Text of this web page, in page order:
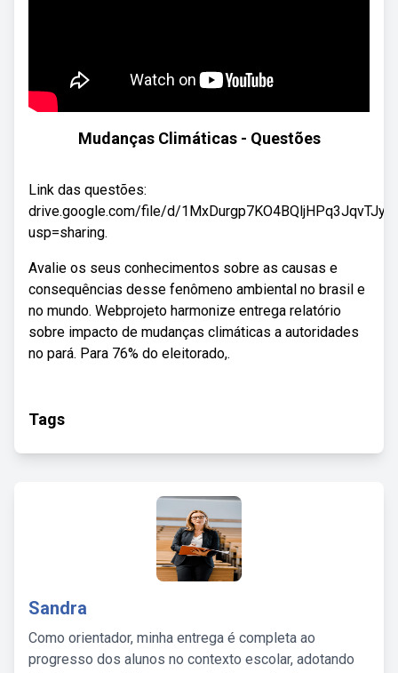
Mudanças Climáticas - Questões
Link das questões:
drive.google.com/file/d/
usp=sharing.
Avalie os seus conhecimentos sobre as causas e
consequências desse fenômeno ambiental no brasil e
no mundo. Webprojeto harmonize entrega relatório
sobre impacto de mudanças climáticas a autoridades
no pará. Para 76% do eleitorado,.
Tags
Sandra
Como orientador, minha entrega é completa ao
progresso dos alunos no contexto escolar, adotando